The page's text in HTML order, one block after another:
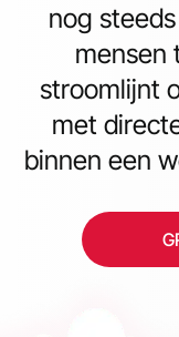
nog
mensen
stroomlijnt
met
binnen een